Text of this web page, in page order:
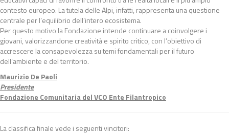
contesto europeo. La tutela delle Alpi, infatti, rappresenta una questione
centrale per l’equilibrio dell’intero ecosistema.
Per questo motivo la Fondazione intende continuare a coinvolgere i
giovani, valorizzandone creatività e spirito critico, con l’obiettivo di
accrescere la consapevolezza su temi fondamentali per il futuro
dell’ambiente e del territorio.
Maurizio De Paoli
Presidente
Fondazione Comunitaria del VCO Ente Filantropico
La classifica finale vede i seguenti vincitori: